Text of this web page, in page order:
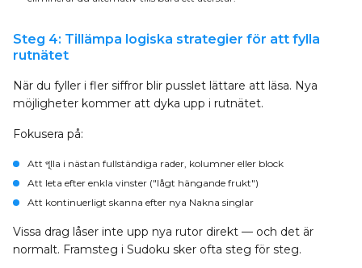
Steg 4: Tillämpa logiska strategier för att fylla
rutnätet
När du fyller i fler siffror blir pusslet lättare att läsa. Nya
möjligheter kommer att dyka upp i rutnätet.
Fokusera på:
Att পূlla i nästan fullständiga rader, kolumner eller block
Att leta efter enkla vinster ("lågt hängande frukt")
Att kontinuerligt skanna efter nya Nakna singlar
Vissa drag låser inte upp nya rutor direkt — och det är
normalt. Framsteg i Sudoku sker ofta steg för steg.